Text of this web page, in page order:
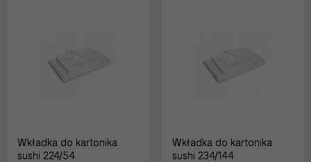
Wkładka do kartonika
sushi 224/54
Wkładka do kartonika
sushi 234/144